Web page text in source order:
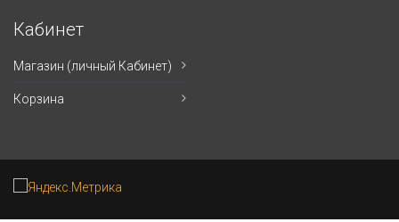
Кабинет
Магазин (личный Кабинет)
Корзина